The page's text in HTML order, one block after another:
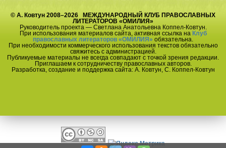
© А. Ковтун 2008–2026 МЕЖДУНАРОДНЫЙ КЛУБ ПРАВОСЛАВНЫХ
ЛИТЕРАТОРОВ «ОМИЛИЯ»
Руководитель проекта — Светлана Анатольевна Коппел-Ковтун.
При использования материалов сайта, активная ссылка на Клуб
православных литераторов «ОМИЛИЯ» обязательна.
При необходимости коммерческого использования текстов обязательно
свяжитесь с администрацией.
Публикуемые материалы не всегда совпадают с точкой зрения редакции.
Приглашаем к сотрудничеству православных авторов.
Разработка, создание и поддержка сайта: А. Ковтун, С. Коппел-Ковтун